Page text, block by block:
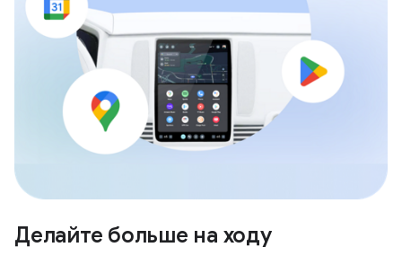
Делайте больше на ходу